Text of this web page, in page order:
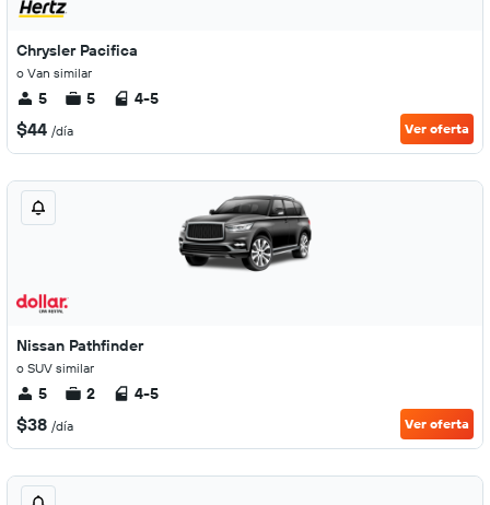
Chrysler Pacifica
o Van similar
5 5 4-5
$44 /día Ver oferta
Nissan Pathfinder
o SUV similar
5 2 4-5
$38 /día Ver oferta